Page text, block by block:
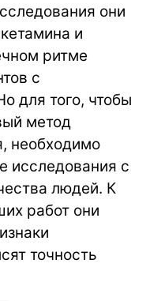
они
и
ритме
с
для того, чтобы
метод
необходимо
исследования с
людей. К
работ они
точность